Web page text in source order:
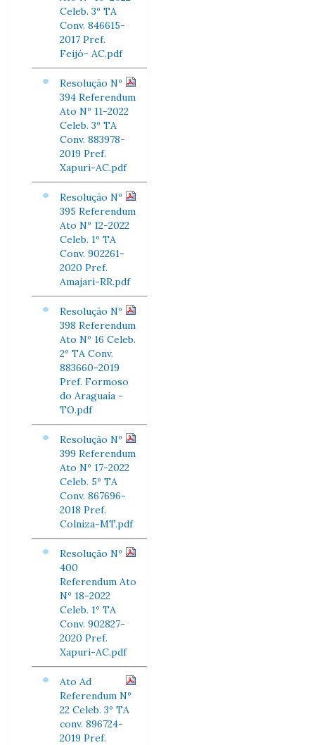
Celeb. 3º TA
Conv. 846615-
2017 Pref.
Feijó- AC.pdf
Resolução Nº
394 Referendum
Ato Nº 11-2022
Celeb. 3º TA
Conv. 883978-
2019 Pref.
Xapuri-AC.pdf
Resolução Nº
395 Referendum
Ato Nº 12-2022
Celeb. 1º TA
Conv. 902261-
2020 Pref.
Amajari-RR.pdf
Resolução Nº
398 Referendum
Ato Nº 16 Celeb.
2º TA Conv.
883660-2019
Pref. Formoso
do Araguaia -
TO.pdf
Resolução Nº
399 Referendum
Ato Nº 17-2022
Celeb. 5º TA
Conv. 867696-
2018 Pref.
Colniza-MT.pdf
Resolução Nº
400
Referendum Ato
Nº 18-2022
Celeb. 1º TA
Conv. 902827-
2020 Pref.
Xapuri-AC.pdf
Ato Ad
Referendum Nº
22 Celeb. 3º TA
conv. 896724-
2019 Pref.